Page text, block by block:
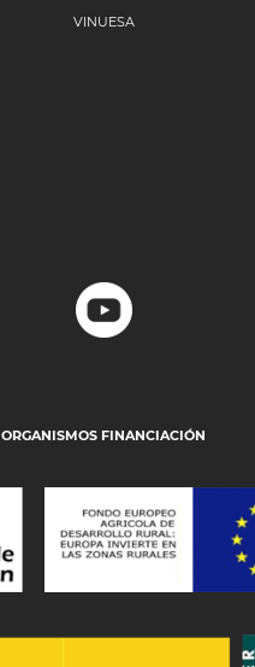
VINUESA
ORGANISMOS FINANCIACIÓN